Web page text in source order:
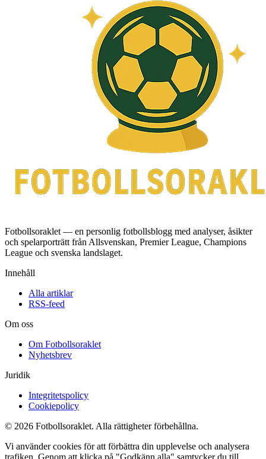
Fotbollsoraklet — en personlig fotbollsblogg med analyser, åsikter
och spelarporträtt från Allsvenskan, Premier League, Champions
League och svenska landslaget.
Innehåll
Alla artiklar
RSS-feed
Om oss
Om Fotbollsoraklet
Nyhetsbrev
Juridik
Integritetspolicy
Cookiepolicy
© 2026 Fotbollsoraklet. Alla rättigheter förbehållna.
Vi använder cookies för att förbättra din upplevelse och analysera
trafiken. Genom att klicka på "Godkänn alla" samtycker du till